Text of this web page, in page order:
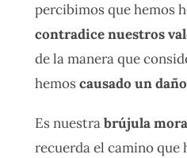
percibimos que hemos
contradice nuestros
de la manera que
hemoscausado un daño
Es nuestrabrújula
recuerda el camino que